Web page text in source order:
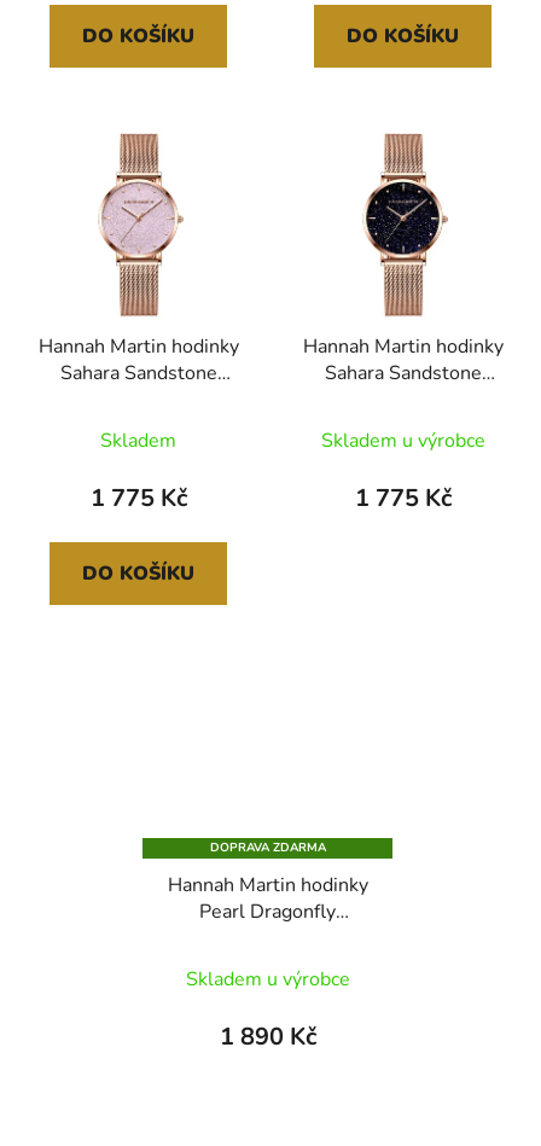
DO KOŠÍKU DO KOŠÍKU
Hannah Martin hodinky
Sahara Sandstone
Skladem
1 775 Kč
DO KOŠÍKU
Hannah Martin hodinky
Sahara Sandstone
Skladem u výrobce
1 775 Kč
DOPRAVA ZDARMA
Hannah Martin hodinky
Pearl Dragonfly
Skladem u výrobce
1 890 Kč